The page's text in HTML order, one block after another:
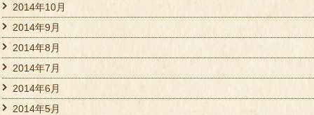
2014年10月
2014年9月
2014年8月
2014年7月
2014年6月
2014年5月